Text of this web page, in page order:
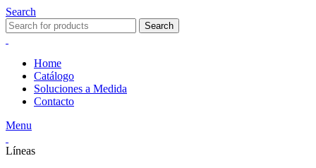
Search
Search
Home
Catálogo
Soluciones a Medida
Contacto
Menu
Líneas